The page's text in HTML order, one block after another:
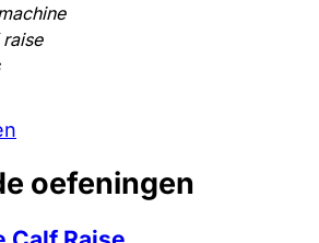
oefeningen